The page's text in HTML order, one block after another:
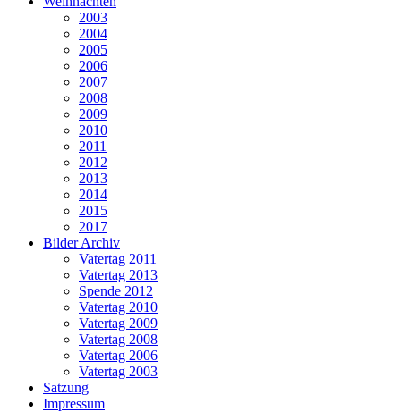
2003
2004
2005
2006
2007
2008
2009
2010
2011
2012
2013
2014
2015
2017
Bilder Archiv
Vatertag 2011
Vatertag 2013
Spende 2012
Vatertag 2010
Vatertag 2009
Vatertag 2008
Vatertag 2006
Vatertag 2003
Satzung
Impressum